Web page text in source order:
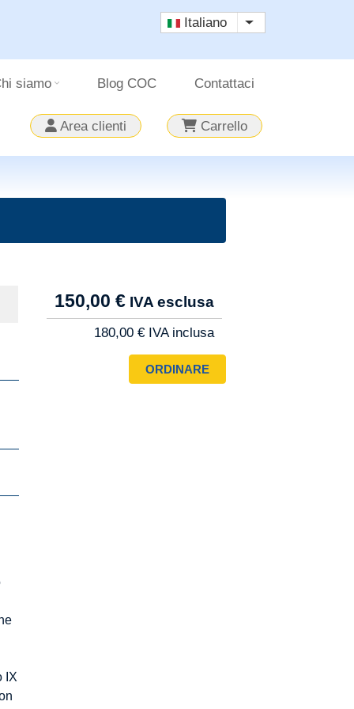
Italiano Mostra ulteriori
siamo Blog COC Contattaci
Area clienti Carrello
IX
Pro150,00 €
180,00 €